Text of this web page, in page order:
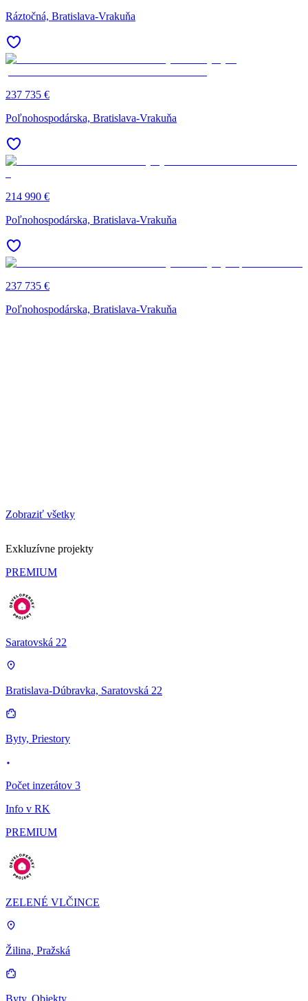
Ráztočná, Bratislava-Vrakuňa
237 735 €
Poľnohospodárska, Bratislava-Vrakuňa
214 990 €
Poľnohospodárska, Bratislava-Vrakuňa
237 735 €
Poľnohospodárska, Bratislava-Vrakuňa
Zobraziť všetky
Exkluzívne projekty
PREMIUM
Saratovská 22
Bratislava-Dúbravka, Saratovská 22
Byty, Priestory
Počet inzerátov 3
Info v RK
PREMIUM
ZELENÉ VLČINCE
Žilina, Pražská
Byty, Objekty